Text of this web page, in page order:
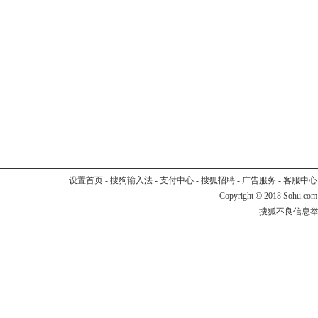
设置首页- 搜狗输入法- 支付中心- 搜狐招聘- 广告服务 - 客服中心
Copyright © 2018
搜狐不良信息